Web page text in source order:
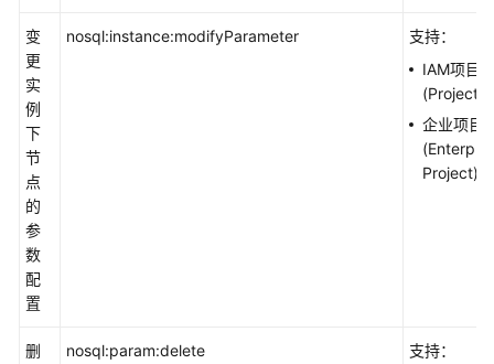
变
更
实
例
下
节
点
的
参
数
配
置
nosql:instance:modifyParameter
支持：
IAM项目
(Project)
企业项目
Project)
删
nosql:param:delete
支持：